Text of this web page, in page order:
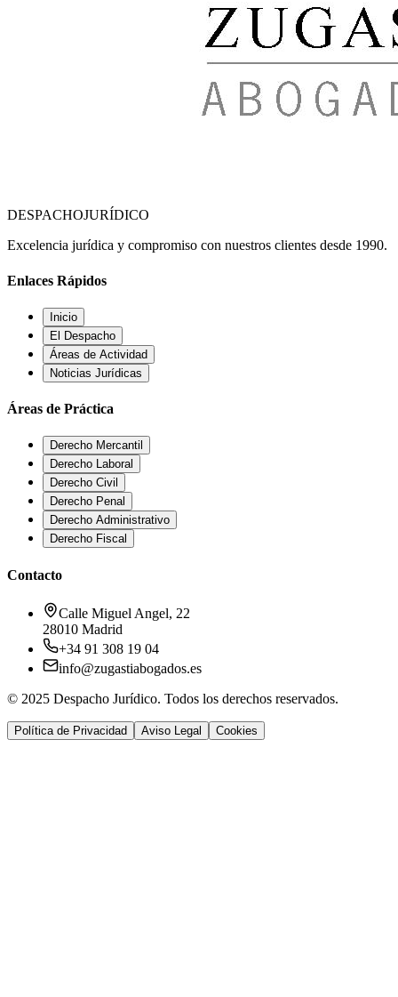
DESPACHOJURÍDICO
Excelencia jurídica y compromiso con nuestros clientes desde 1990.
Enlaces Rápidos
Inicio
El Despacho
Áreas de Actividad
Noticias Jurídicas
Áreas de Práctica
Derecho Mercantil
Derecho Laboral
Derecho Civil
Derecho Penal
Derecho Administrativo
Derecho Fiscal
Contacto
Calle Miguel Angel, 22
28010 Madrid
+34 91 308 19 04
info@zugastiabogados.es
© 2025 Despacho Jurídico. Todos los derechos reservados.
Política de Privacidad Aviso Legal Cookies